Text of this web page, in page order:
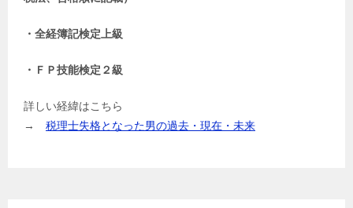
・全経簿記検定上級
・ＦＰ技能検定２級
詳しい経緯はこちら
→ 税理士失格となった男の過去・現在・未来